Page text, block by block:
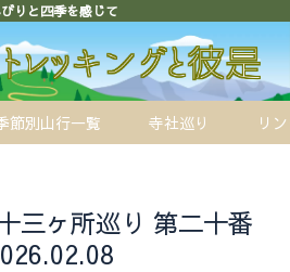
りと四季を感じて
節別山行一覧 寺社巡り リ
三ヶ所巡り 第二十番